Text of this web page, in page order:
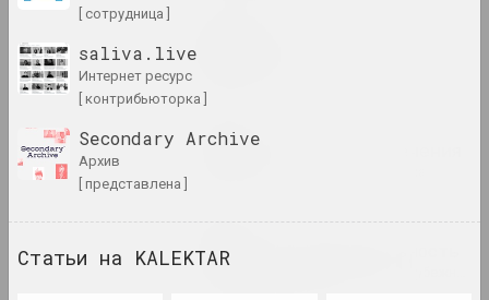
Фабрика грез
2023. персональная выставка
Хаим Сутин
Хаим Сутин. Против течения
Хвойная последовательность
[ сотрудница ]
saliva.live
интернет ресурс
[ контрибьюторка ]
Secondary Archive
архив
[ представлена ]
Статьи на KALEKTAR